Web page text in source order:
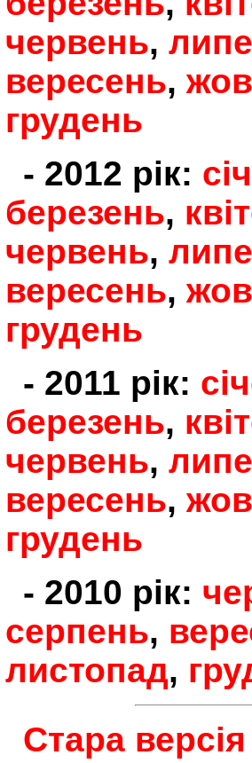
червень,
вересень,
грудень
- 2012 рік:
березень,
червень,
вересень,
грудень
- 2011 рік:
березень,
червень,
вересень,
грудень
- 2010 рік:
серпень,
листопад,
Стара